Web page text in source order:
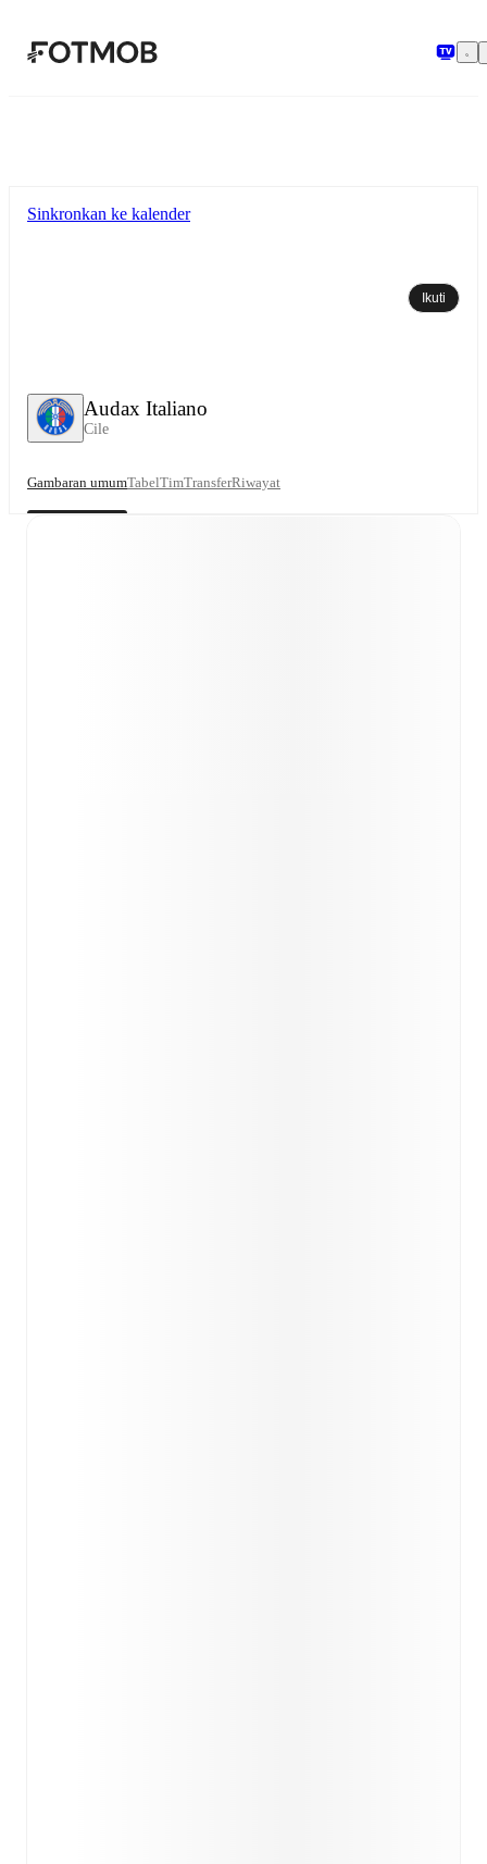
Audax Italiano
Cile
Sinkronkan ke kalender
Ikuti
Gambaran umumTabelTimTransferRiwayat